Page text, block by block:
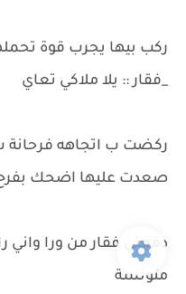
ركب بيها يجرب قوة
_فقار :: يلا ملاكي تعاي
ركضت ب اتجاهه فرحانة
صعدت عليها اضحك
دفعني فقار من ورا
متونسة